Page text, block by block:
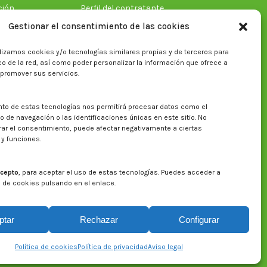
Gestionar el consentimiento de las cookies
cookies y/o tecnologías similares propias y de terceros para
de la red, así como poder personalizar la información que ofrece a
sus servicios.
de estas tecnologías nos permitirá procesar datos como el
de navegación o las identificaciones únicas en este sitio. No
el consentimiento, puede afectar negativamente a ciertas
funciones.
, para aceptar el uso de estas tecnologías. Puedes acceder a
cookies pulsando en el enlace.
Rechazar Configurar
Política de cookiesPolítica de privacidadAviso legal
Perfil del contratante
Buscar en la web del CITA
Buscar:
Aviso legal Política de privacidad Política de cookies